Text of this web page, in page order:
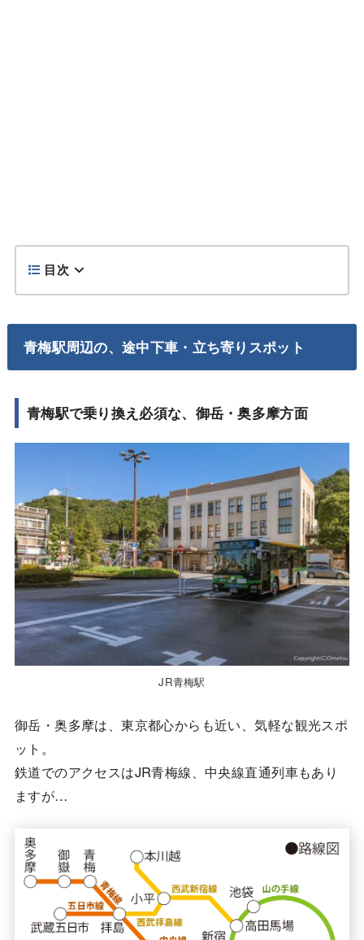
目次
青梅駅周辺の、途中下車・立ち寄りスポット
青梅駅で乗り換え必須な、御岳・奥多摩方面
JR青梅駅
御岳・奥多摩は、東京都心からも近い、気軽な観光スポ
ット。
鉄道でのアクセスはJR青梅線、中央線直通列車もあり
ますが…